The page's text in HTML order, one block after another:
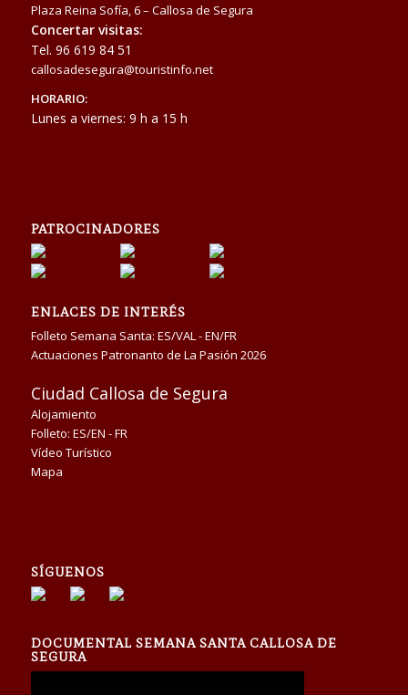
Plaza Reina Sofía, 6 – Callosa de Segura
Concertar visitas:
Tel. 96 619 84 51
callosadesegura@touristinfo.net
HORARIO:
Lunes a viernes: 9 h a 15 h
PATROCINADORES
ENLACES DE INTERÉS
Folleto Semana Santa: ES/VAL-EN/FR
Actuaciones Patronanto de La Pasión 2026
Ciudad Callosa de Segura
Alojamiento
Folleto: ES/EN -FR
Vídeo Turístico
Mapa
SÍGUENOS
DOCUMENTAL SEMANA SANTA CALLOSA DE
SEGURA